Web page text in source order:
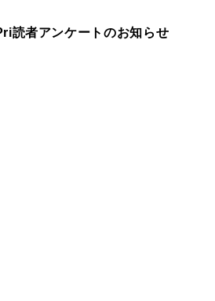
読者アンケートのお知らせ